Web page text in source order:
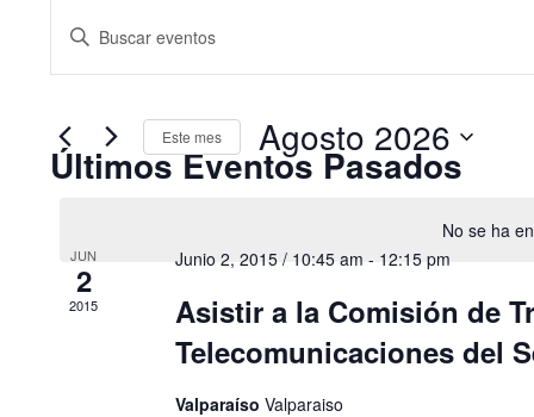
No se ha
Navegación
de
búsqueda
vistas
de
Eventos
Introduce
palabra
Eventos
para
la
Este mes Agosto 2026
Seleccionar
Calendario
Eventos
Últimos Eventos Pasados
JUN
2
2015
Junio 2, 2015 / 10:45 am - 12:15 pm
Asistir a la Comisión de
Telecomunicaciones del
Valparaíso Valparaiso